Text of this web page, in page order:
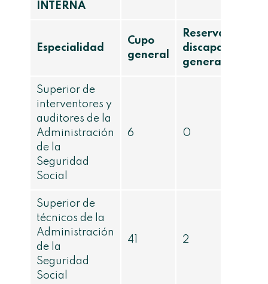
INTERNA
Especialidad
Cupo
general
Reserva
discapacidad
general
Superior de
interventores y
auditores de la
Administración
de la
Seguridad
Social
6 0
Superior de
técnicos de la
Administración
de la
Seguridad
Social
41 2